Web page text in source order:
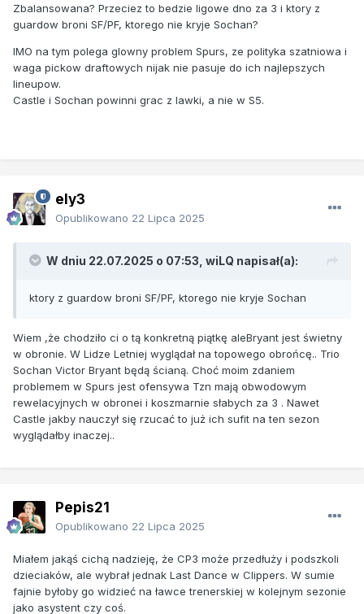
Zbalansowana? Przeciez to bedzie ligowe dno za 3 i ktory z
guardow broni SF/PF, ktorego nie kryje Sochan?
IMO na tym polega glowny problem Spurs, ze polityka szatniowa i
waga pickow draftowych nijak nie pasuje do ich najlepszych
lineupow.
Castle i Sochan powinni grac z lawki, a nie w S5.
ely3
Opublikowano 22 Lipca 2025
W dniu 22.07.2025 o 07:53, wiLQ napisał(a):
ktory z guardow broni SF/PF, ktorego nie kryje Sochan
Wiem ,że chodziło ci o tą konkretną piątkę aleBryant jest świetny
w obronie. W Lidze Letniej wyglądał na topowego obrońcę.. Trio
Sochan Victor Bryant będą ścianą. Choć moim zdaniem
problemem w Spurs jest ofensywa Tzn mają obwodowym
rewelacyjnych w obronei i koszmarnie słabych za 3 . Nawet
Castle jakby nauczył się rzucać to już ich sufit na ten sezon
wyglądałby inaczej..
Pepis21
Opublikowano 22 Lipca 2025
Miałem jakąś cichą nadzieję, że CP3 może przedłuży i podszkoli
dzieciaków, ale wybrał jednak Last Dance w Clippers. W sumie
fajnie byłoby go widzieć na ławce trenerskiej w kolejnym sezonie
jako asystent czy coś.